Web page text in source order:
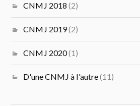
CNMJ 2018 (2)
CNMJ 2019(2)
CNMJ 2020(1)
D'une CNMJ à l'autre(11)